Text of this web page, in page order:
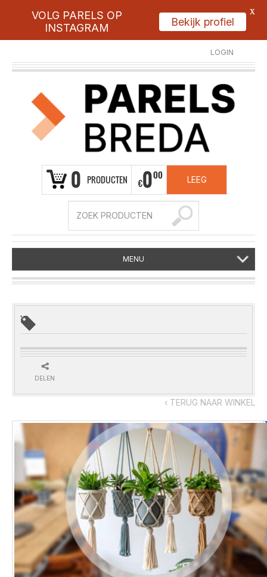
LOGIN
REGISTREER
0 PRODUCTEN €000 LEEG
MENU
‹ TERUG NAAR WINKEL
DELEN
VOLG PARELS OP
INSTAGRAM
Bekijk profiel
X